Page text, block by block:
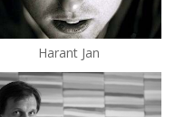
Harant Jan